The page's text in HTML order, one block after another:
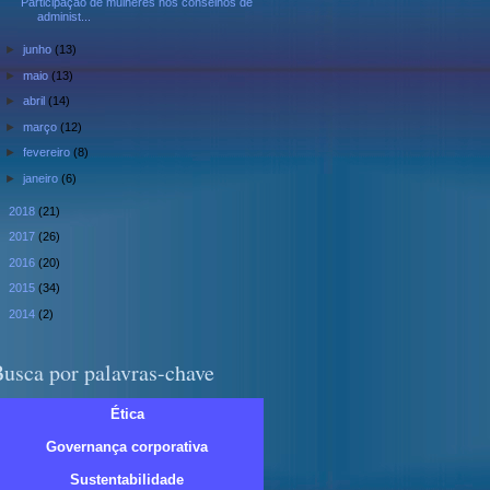
administ...
►junho(13)
►maio(13)
►abril(14)
►março(12)
►fevereiro(8)
►janeiro(6)
2018 (21)
2017 (26)
2016 (20)
2015 (34)
2014 (2)
por palavras-chave
Ética
Governança corporativa
Sustentabilidade